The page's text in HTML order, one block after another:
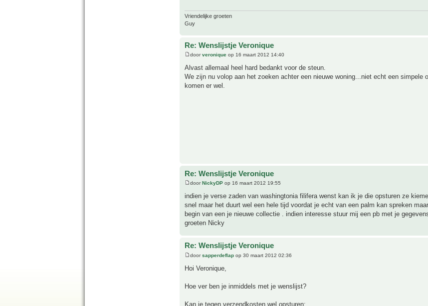
Vriendelijke groeten
Guy
Re: Wenslijstje Veronique
doorveronique op 16 maart 2012 14:40
Alvast allemaal heel hard bedankt voor de steun.
We zijn nu volop aan het zoeken achter een nieuwe woning...niet echt een simpele
komen er wel.
Re: Wenslijstje Veronique
doorNickyDP op 16 maart 2012 19:55
indien je verse zaden van washingtonia filifera wenst kan ik je die opsturen ze
snel maar het duurt wel een hele tijd voordat je echt van een palm kan spreken
begin van een je nieuwe collectie . indien interesse stuur mij een pb met je
groeten Nicky
Re: Wenslijstje Veronique
doorsapperdeflap op 30 maart 2012 02:36
Hoi Veronique,
Hoe ver ben je inmiddels met je wenslijst?
Kan je tegen verzendkosten wel opsturen: